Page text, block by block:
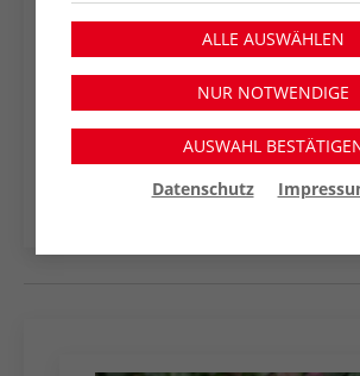
ZURÜCK ZUR
ALLE AUSWÄHLEN
NUR NOTWENDIGE
AUSWAHL
Datenschutz